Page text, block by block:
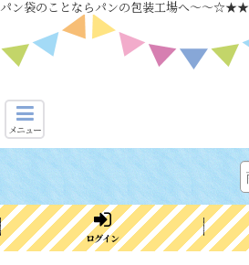
パン袋のことならパンの包装工場へ～～☆★★
メニュー
ログイン